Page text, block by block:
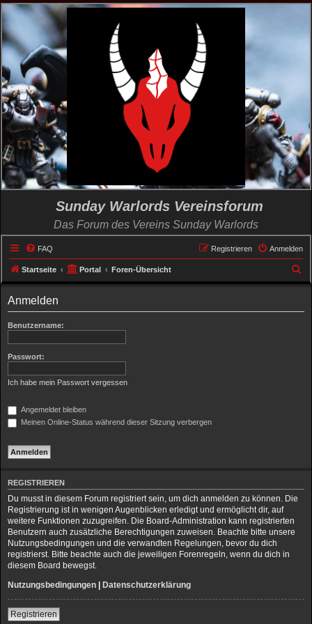
Sunday Warlords Vereinsforum
Das Forum des Vereins Sunday Warlords
FAQ Anmelden
Registrieren
Startseite Portal Foren-Übersicht
u
Anmelden
Benutzername:
Passwort:
Ich habe mein Passwort vergessen
Angemeldet bleiben
Meinen Online-Status während dieser Sitzung verbergen
REGISTRIEREN
Du musst in diesem Forum registriert sein, um dich anmelden zu können. Die
Registrierung ist in wenigen Augenblicken erledigt und ermöglicht dir, auf
weitere Funktionen zuzugreifen. Die Board-Administration kann registrierten
Benutzern auch zusätzliche Berechtigungen zuweisen. Beachte bitte unsere
Nutzungsbedingungen und die verwandten Regelungen, bevor du dich
registrierst. Bitte beachte auch die jeweiligen Forenregeln, wenn du dich in
diesem Board bewegst.
Nutzungsbedingungen
Datenschutzerklärung
Registrieren